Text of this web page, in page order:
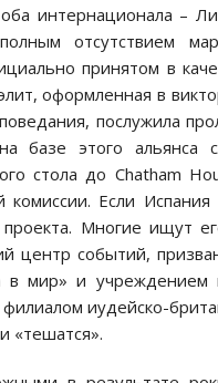
оба интернационала –
отсутствием
принятом в
оформленная в
послужила
базе этого альянса
стола до Chatham
комиссии. Если
проекта. Многие ищут
центр событий,
мир» и учреждением
иудейско-
«тешатся».